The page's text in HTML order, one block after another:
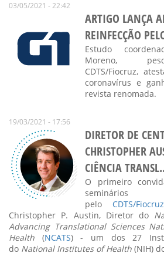
03/05/2021 - 22:42
ARTIGO LANÇA
REINFECÇÃO
Estudo
Moreno,
CDTS/Fiocruz,
coronavírus e
revista renomada.
19/03/2021 - 17:56
DIRETOR DE
CHRISTOPHER
CIÊNCIA
O primeiro
seminários
pelo CDTS/Fiocruz
Christopher P. Austin, Diretor do
Advancing Translational Sciences
Health (NCATS) - um dos 27
do National Institutes of Health (NIH)